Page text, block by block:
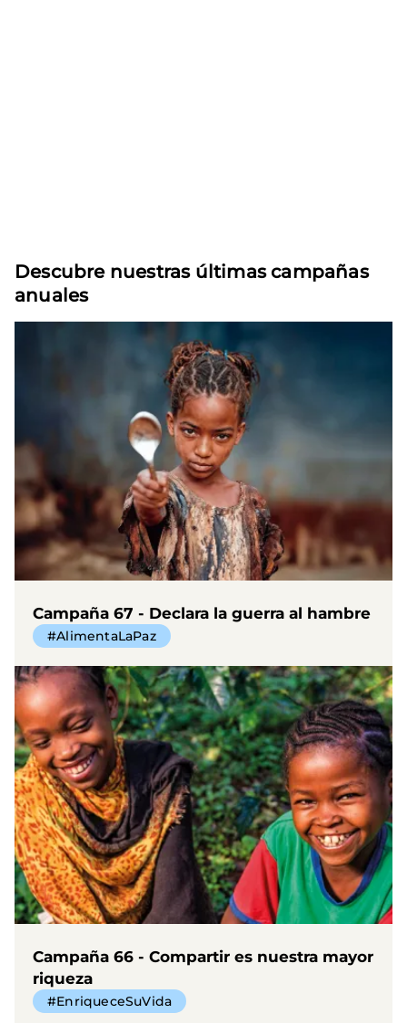
Descubre nuestras últimas campañas
anuales
Campaña 67 - Declara la guerra al hambre
#AlimentaLaPaz
Campaña 66 - Compartir es nuestra mayor
riqueza
#EnriqueceSuVida